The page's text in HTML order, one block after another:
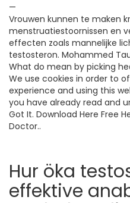
—
Vrouwen kunnen te maken
menstruatiestoornissen en
effecten zoals mannelijke
testosteron. Mohammed
What do mean by picking
We use cookies in order to
experience and using this
you have already read and
Got It. Download Here Free
Doctor..
Hur öka
effektive